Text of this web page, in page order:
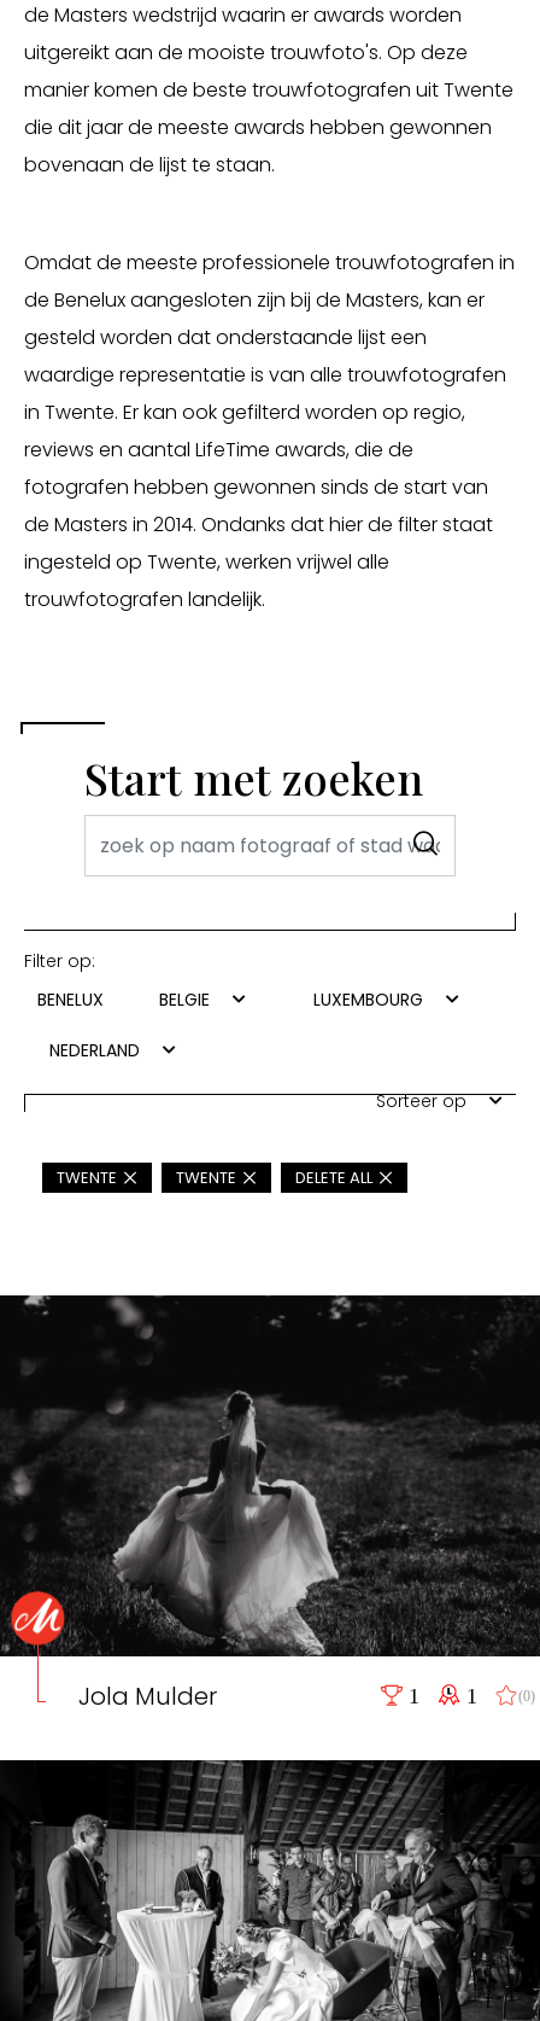
de Masters wedstrijd waarin er awards worden
uitgereikt aan de mooiste trouwfoto's. Op deze
manier komen de beste trouwfotografen uit Twente
die dit jaar de meeste awards hebben gewonnen
bovenaan de lijst te staan.
Omdat de meeste professionele trouwfotografen in
de Benelux aangesloten zijn bij de Masters, kan er
gesteld worden dat onderstaande lijst een
waardige representatie is van alle trouwfotografen
in Twente. Er kan ook gefilterd worden op regio,
reviews en aantal LifeTime awards, die de
fotografen hebben gewonnen sinds de start van
de Masters in 2014. Ondanks dat hier de filter staat
ingesteld op Twente, werken vrijwel alle
trouwfotografen landelijk.
Start met zoeken
Filter op:
BENELUX
BELGIE LUXEMBOURG
NEDERLAND
Sorteer op
TWENTE TWENTE DELETE ALL
Jola Mulder 1 1 (0)